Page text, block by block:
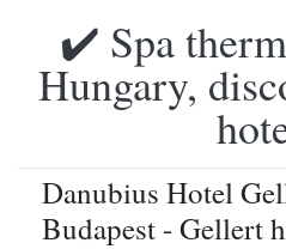
✔️ Spa
Hungary,
Danubius Hotel
Budapest - Gellert